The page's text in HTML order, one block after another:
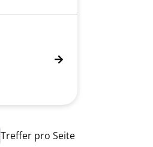
Treffer pro Seite